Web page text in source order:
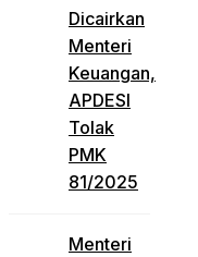
Dicairkan
Menteri
Keuangan,
APDESI
Tolak
PMK
81/2025
Menteri